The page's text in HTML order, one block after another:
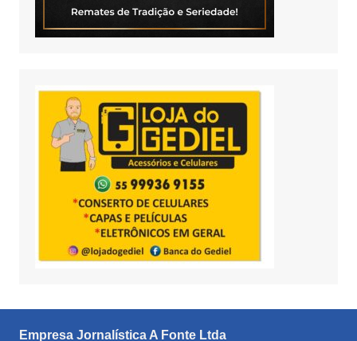
Empresa Jornalística A Fonte Ltda